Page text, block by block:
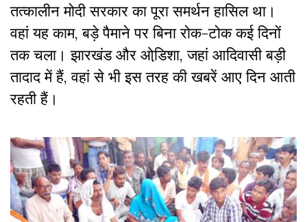
तत्कालीन मोदी सरकार का पूरा समर्थन हासिल था।
वहां यह काम, बड़े पैमाने पर बिना रोक-टोक कई दिनों
तक चला। झारखंड और ओडि़शा, जहां आदिवासी बड़ी
तादाद में हैं, वहां से भी इस तरह की खबरें आए दिन आती
रहती हैं।